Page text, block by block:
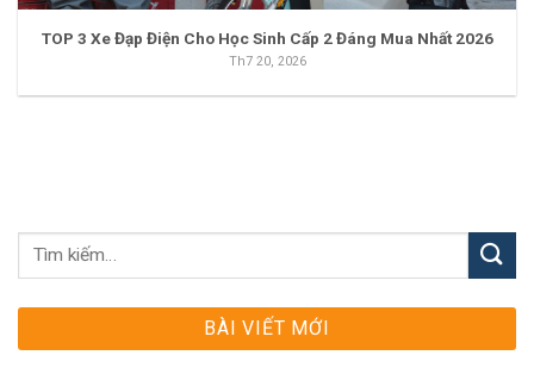
TOP 3 Xe Đạp Điện Cho Học Sinh Cấp 2 Đáng Mua Nhất 2026
Th7 20, 2026
BÀI VIẾT MỚI